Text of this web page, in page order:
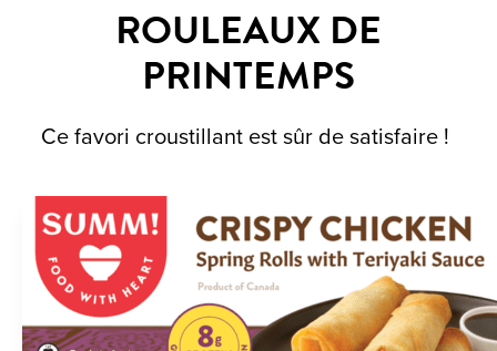
ROULEAUX DE
PRINTEMPS
Ce favori croustillant est sûr de satisfaire !